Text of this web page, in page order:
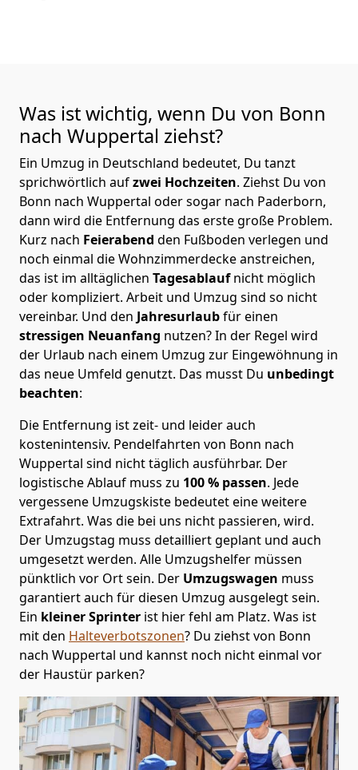
Was ist wichtig, wenn Du von Bonn
nach Wuppertal ziehst?
Ein Umzug in Deutschland bedeutet, Du tanzt
sprichwörtlich aufzwei Hochzeiten. Ziehst Du von
Bonn nach Wuppertal oder sogar nach Paderborn,
dann wird die Entfernung das erste große Problem.
Kurz nach Feierabend den Fußboden verlegen und
noch einmal die Wohnzimmerdecke anstreichen,
das ist im alltäglichen Tagesablaufnicht möglich
oder kompliziert. Arbeit und Umzug sind so nicht
vereinbar. Und den Jahresurlaubfür einen
stressigen Neuanfang nutzen? In der Regel wird
der Urlaub nach einem Umzug zur Eingewöhnung in
das neue Umfeld genutzt. Das musst Du unbedingt
beachten:
Die Entfernung ist zeit- und leider auch
kostenintensiv. Pendelfahrten von Bonn nach
Wuppertal sind nicht täglich ausführbar. Der
logistische Ablauf muss zu 100 % passen. Jede
vergessene Umzugskiste bedeutet eine weitere
Extrafahrt. Was die bei uns nicht passieren, wird.
Der Umzugstag muss detailliert geplant und auch
umgesetzt werden. Alle Umzugshelfer müssen
pünktlich vor Ort sein. Der Umzugswagen muss
garantiert auch für diesen Umzug ausgelegt sein.
Ein kleiner Sprinter ist hier fehl am Platz. Was ist
mit den Halteverbotszonen? Du ziehst von Bonn
nach Wuppertal und kannst noch nicht einmal vor
der Haustür parken?